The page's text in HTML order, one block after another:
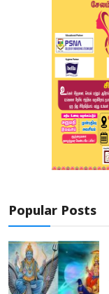
Popular Posts